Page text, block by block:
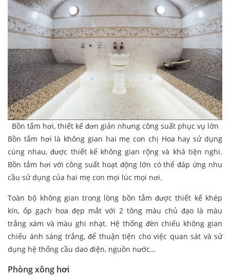
Bồn tắm hơi, thiết kế đơn giản nhưng công suất phục vụ lớn
Bồn tắm hơi là không gian hai mẹ con chị Hoa hay sử dụng
cùng nhau, được thiết kế không gian rộng và khá tiện nghi.
Bồn tắm hơi với công suất hoạt động lớn có thể đáp ứng nhu
cầu sử dụng của hai mẹ con mọi lúc mọi nơi.
Toàn bộ không gian trong lòng bồn tắm được thiết kế khép
kín, ốp gạch hoa đẹp mắt với 2 tông màu chủ đạo là màu
trắng xám và màu ghi nhạt. Hệ thống đèn chiếu không gian
chiếu ánh sáng trắng, để thuận tiện cho việc quan sát và sử
dụng hệ thống cầu dao điện, nguồn nước…
Phòng xông hơi